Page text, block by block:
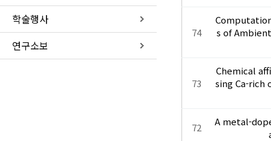
학술행사
연구소보
74
s of
73
Chemical
sing Ca-rich
72
A metal-